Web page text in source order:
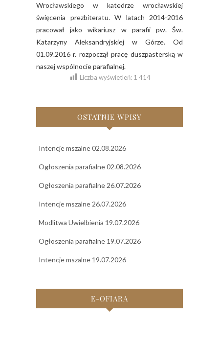
Wrocławskiego w katedrze wrocławskiej
święcenia prezbiteratu. W latach 2014-2016
pracował jako wikariusz w parafii pw. Św.
Katarzyny Aleksandryjskiej w Górze. Od
01.09.2016 r. rozpoczął pracę duszpasterską w
naszej wspólnocie parafialnej.
Liczba wyświetleń: 1 414
OSTATNIE WPISY
Intencje mszalne 02.08.2026
Ogłoszenia parafialne 02.08.2026
Ogłoszenia parafialne 26.07.2026
Intencje mszalne 26.07.2026
Modlitwa Uwielbienia 19.07.2026
Ogłoszenia parafialne 19.07.2026
Intencje mszalne 19.07.2026
E-OFIARA